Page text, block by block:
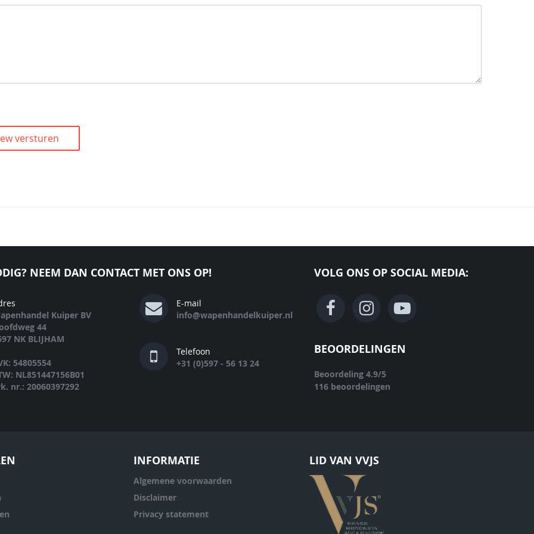
versturen
NEEM DAN CONTACT MET ONS OP!
Kuiper BV
44
NK BLIJHAM
54805554
NL851447156B01
nr.: 20060397292
E-mail
info@wapenhandelkuiper.nl
Telefoon
+31 (0)597 - 56 13 24
VOLG ONS OP SOCIAL MEDIA:
BEOORDELINGEN
Beoordeling 4.9/5
116 beoordelingen
INFORMATIE
Algemene voorwaarden
Disclaimer
Privacy statement
LID VAN VVJS